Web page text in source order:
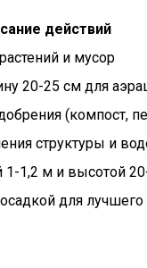
действий
и мусор
20-25 см для
(компост,
структуры и
1-1,2 м и высотой
для лучшего